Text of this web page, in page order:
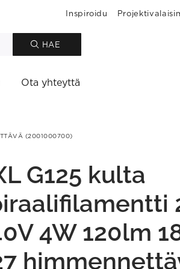
Inspiroidu
HAE
Ota yhteyttä
(2001000700)
G125 kulta
4W 120lm